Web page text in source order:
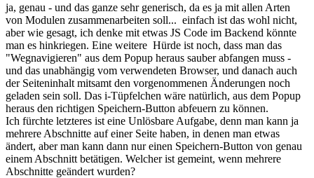
ja, genau - und das ganze sehr generisch, da es ja mit allen Arten
von Modulen zusammenarbeiten soll... einfach ist das wohl nicht,
aber wie gesagt, ich denke mit etwas JS Code im Backend könnte
man es hinkriegen. Eine weitere Hürde ist noch, dass man das
"Wegnavigieren" aus dem Popup heraus sauber abfangen muss -
und das unabhängig vom verwendeten Browser, und danach auch
der Seiteninhalt mitsamt den vorgenommenen Änderungen noch
geladen sein soll. Das i-Tüpfelchen wäre natürlich, aus dem Popup
heraus den richtigen Speichern-Button abfeuern zu können.
Ich fürchte letzteres ist eine Unlösbare Aufgabe, denn man kann ja
mehrere Abschnitte auf einer Seite haben, in denen man etwas
ändert, aber man kann dann nur einen Speichern-Button von genau
einem Abschnitt betätigen. Welcher ist gemeint, wenn mehrere
Abschnitte geändert wurden?